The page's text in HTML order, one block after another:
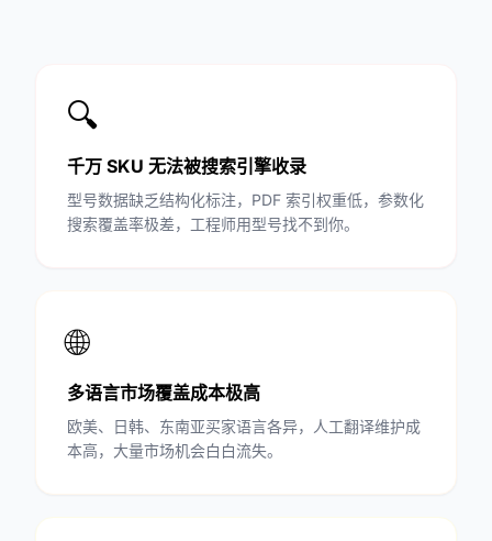
🔍
千万 SKU 无法被搜索引擎收录
型号数据缺乏结构化标注，PDF 索引权重低，参数化
搜索覆盖率极差，工程师用型号找不到你。
🌐
多语言市场覆盖成本极高
欧美、日韩、东南亚买家语言各异，人工翻译维护成
本高，大量市场机会白白流失。